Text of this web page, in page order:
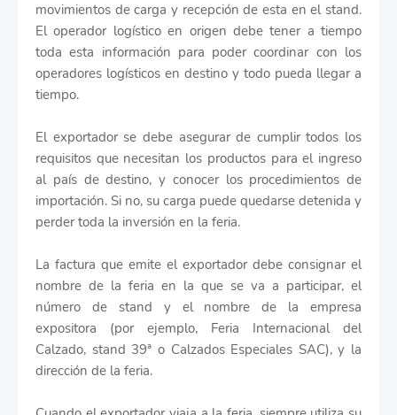
movimientos de carga y recepción de esta en el stand.
El operador logístico en origen debe tener a tiempo
toda esta información para poder coordinar con los
operadores logísticos en destino y todo pueda llegar a
tiempo.
El exportador se debe asegurar de cumplir todos los
requisitos que necesitan los productos para el ingreso
al país de destino, y conocer los procedimientos de
importación. Si no, su carga puede quedarse detenida y
perder toda la inversión en la feria.
La factura que emite el exportador debe consignar el
nombre de la feria en la que se va a participar, el
número de stand y el nombre de la empresa
expositora (por ejemplo, Feria Internacional del
Calzado, stand 39ª o Calzados Especiales SAC), y la
dirección de la feria.